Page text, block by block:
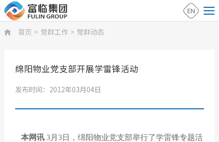
EN
 首页 > 党群工作 > 党群动态
绵阳物业党支部开展学雷锋活动
发布时间：2012年03月04日
本网讯 3月3日，绵阳物业党支部举行了学雷锋专题活